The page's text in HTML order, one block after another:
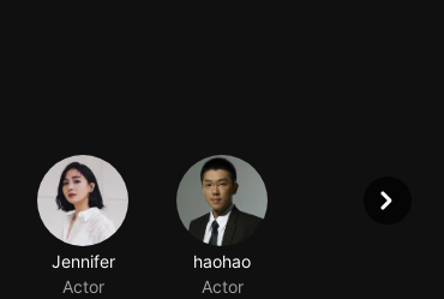
Jennifer
Actor
haohao
Actor